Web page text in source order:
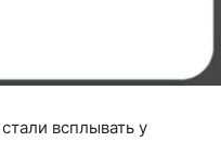
всплывать у